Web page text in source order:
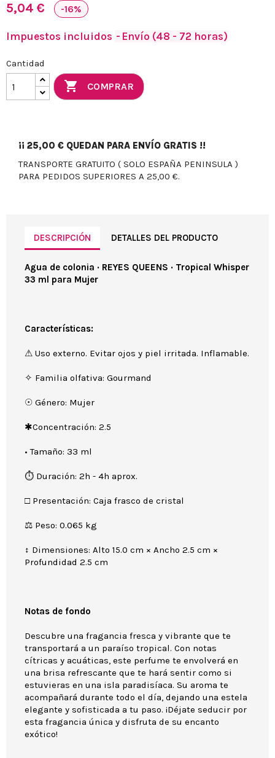
5,04 € -16%
Impuestos incluidos Envío (48 - 72 horas)
Cantidad
 COMPRAR
¡¡ 25,00 € QUEDAN PARA ENVÍO GRATIS !!
TRANSPORTE GRATUITO ( SOLO ESPAÑA PENINSULA )
PARA PEDIDOS SUPERIORES A 25,00 €.
DESCRIPCIÓN DETALLES DEL PRODUCTO
Agua de colonia · REYES QUEENS · Tropical Whisper
33 ml para Mujer
Características:
⚠ Uso externo. Evitar ojos y piel irritada. Inflamable.
✧ Familia olfativa: Gourmand
☉ Género: Mujer
✱Concentración: 2.5
• Tamaño: 33 ml
⏱ Duración: 2h - 4h aprox.
□ Presentación: Caja frasco de cristal
⚖ Peso: 0.065 kg
↕ Dimensiones: Alto 15.0 cm × Ancho 2.5 cm ×
Profundidad 2.5 cm
Notas de fondo
Descubre una fragancia fresca y vibrante que te
transportará a un paraíso tropical. Con notas
cítricas y acuáticas, este perfume te envolverá en
una brisa refrescante que te hará sentir como si
estuvieras en una isla paradisíaca. Su aroma te
acompañará durante todo el día, dejando una estela
elegante y sofisticada a tu paso. ¡Déjate seducir por
esta fragancia única y disfruta de su encanto
exótico!